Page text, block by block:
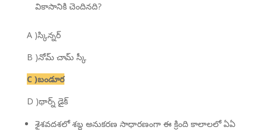
వికాసానికి చెందినది?
A )స్కిన్నర్
B )నోమ్ చామ్ స్కీ
C )బండూర
D )థార్న్ డైక్
శైశవదశలో శబ్ద అనుకరణ సాధారణంగా ఈ క్రింది కాలాలలో ఏఏ